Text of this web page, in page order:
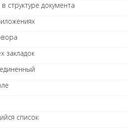
структуре документа
закладок
список